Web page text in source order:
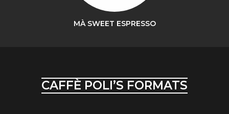
MÀ SWEET ESPRESSO
CAFFÈ POLI’S FORMATS